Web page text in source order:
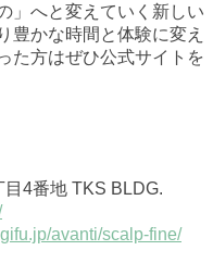
」へと変えていく新しい
豊かな時間と体験に変え
た方はぜひ公式サイトを
4番地 TKS BLDG.
avanti/scalp-fine/